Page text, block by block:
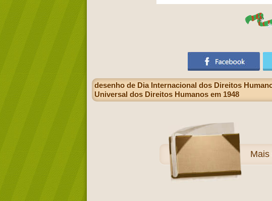
desenho de Dia Internacional dos Direitos
Universal dos Direitos Humanos em 1948
Mais